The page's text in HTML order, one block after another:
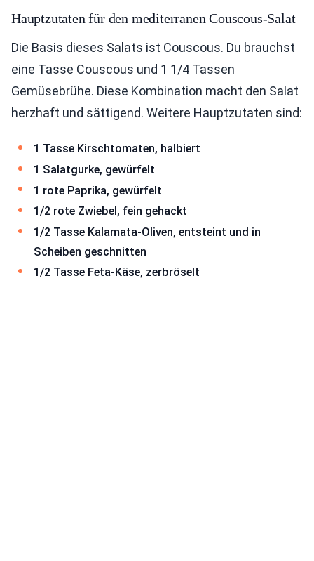
Hauptzutaten für den mediterranen Couscous-Salat
Die Basis dieses Salats ist Couscous. Du brauchst
eine Tasse Couscous und 1 1/4 Tassen
Gemüsebrühe. Diese Kombination macht den Salat
herzhaft und sättigend. Weitere Hauptzutaten sind:
1 Tasse Kirschtomaten, halbiert
1 Salatgurke, gewürfelt
1 rote Paprika, gewürfelt
1/2 rote Zwiebel, fein gehackt
1/2 Tasse Kalamata-Oliven, entsteint und in
Scheiben geschnitten
1/2 Tasse Feta-Käse, zerbröselt